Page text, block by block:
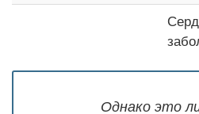
Однако это